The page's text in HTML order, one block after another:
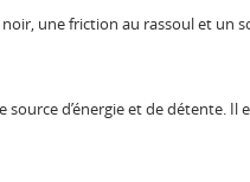
une friction au rassoul et un
d’énergie et de détente.